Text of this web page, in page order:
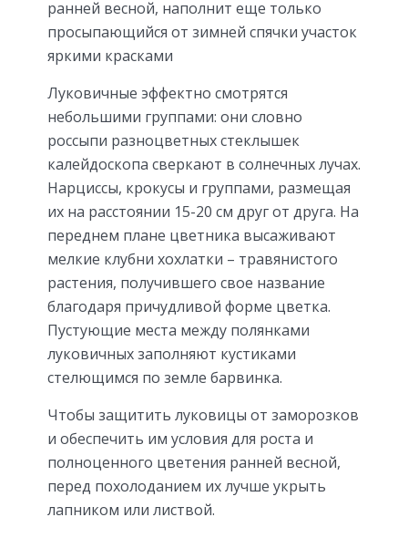
ранней весной, наполнит еще только
просыпающийся от зимней спячки участок
яркими красками
Луковичные эффектно смотрятся
небольшими группами: они словно
россыпи разноцветных стеклышек
калейдоскопа сверкают в солнечных лучах.
Нарциссы, крокусы и группами, размещая
их на расстоянии 15-20 см друг от друга. На
переднем плане цветника высаживают
мелкие клубни хохлатки – травянистого
растения, получившего свое название
благодаря причудливой форме цветка.
Пустующие места между полянками
луковичных заполняют кустиками
стелющимся по земле барвинка.
Чтобы защитить луковицы от заморозков
и обеспечить им условия для роста и
полноценного цветения ранней весной,
перед похолоданием их лучше укрыть
лапником или листвой.